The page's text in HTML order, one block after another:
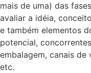
mais de uma) das
avaliar a idéia,
e também elementos
potencial,
embalagem, canais
etc.